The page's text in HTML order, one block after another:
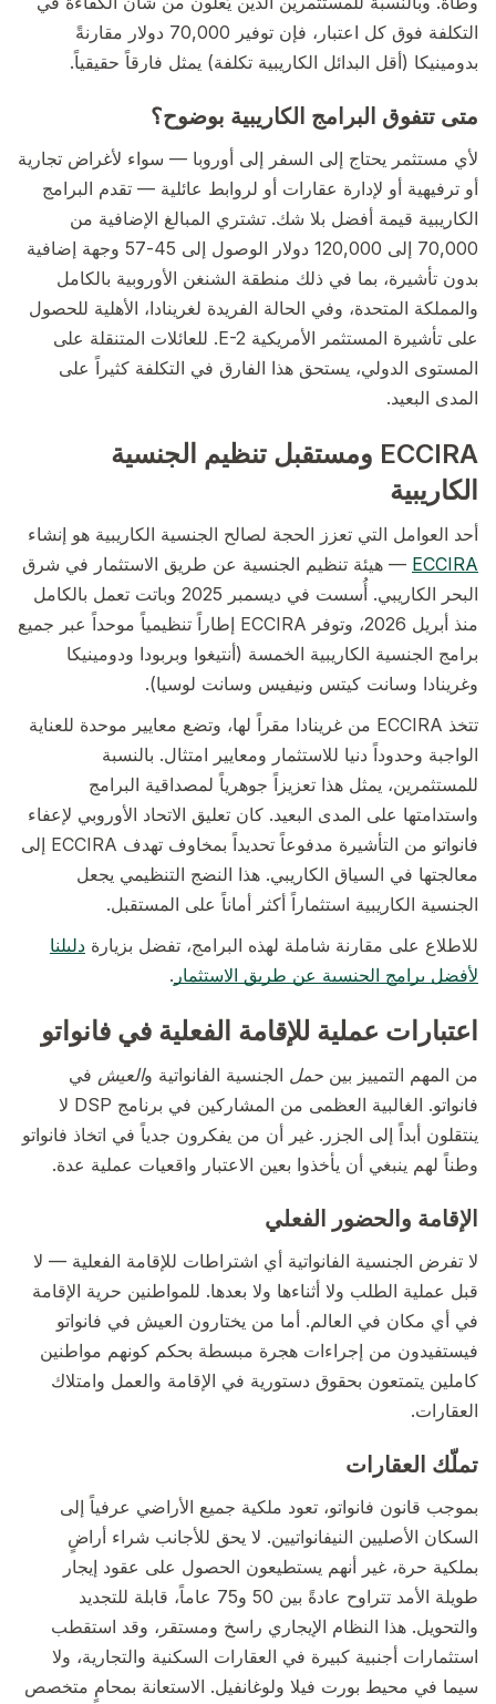
التكلفة فوق كل اعتبار، فإن توفير 70,000 دولار مقارنةً
بدومينيكا (أقل البدائل الكاريبية تكلفة) يمثل فارقاً حقيقياً.
متى تتفوق البرامج الكاريبية بوضوح؟
لأي مستثمر يحتاج إلى السفر إلى أوروبا — سواء لأغراض تجارية
أو ترفيهية أو لإدارة عقارات أو لروابط عائلية — تقدم البرامج
الكاريبية قيمة أفضل بلا شك. تشتري المبالغ الإضافية من
70,000 إلى 120,000 دولار الوصول إلى 45-57 وجهة إضافية
بدون تأشيرة، بما في ذلك منطقة الشنغن الأوروبية بالكامل
والمملكة المتحدة، وفي الحالة الفريدة لغرينادا، الأهلية للحصول
على تأشيرة المستثمر الأمريكية E-2. للعائلات المتنقلة على
المستوى الدولي، يستحق هذا الفارق في التكلفة كثيراً على
المدى البعيد.
ECCIRA ومستقبل تنظيم الجنسية
الكاريبية
أحد العوامل التي تعزز الحجة لصالح الجنسية الكاريبية هو إنشاء
ECCIRA — هيئة تنظيم الجنسية عن طريق الاستثمار في شرق
البحر الكاريبي. أُسست في ديسمبر 2025 وباتت تعمل بالكامل
منذ أبريل 2026، وتوفر ECCIRA إطاراً تنظيمياً موحداً عبر جميع
برامج الجنسية الكاريبية الخمسة (أنتيغوا وبربودا ودومينيكا
وغرينادا وسانت كيتس ونيفيس وسانت لوسيا).
تتخذ ECCIRA من غرينادا مقراً لها، وتضع معايير موحدة للعناية
الواجبة وحدوداً دنيا للاستثمار ومعايير امتثال. بالنسبة
للمستثمرين، يمثل هذا تعزيزاً جوهرياً لمصداقية البرامج
واستدامتها على المدى البعيد. كان تعليق الاتحاد الأوروبي لإعفاء
فانواتو من التأشيرة مدفوعاً تحديداً بمخاوف تهدف ECCIRA إلى
معالجتها في السياق الكاريبي. هذا النضج التنظيمي يجعل
الجنسية الكاريبية استثماراً أكثر أماناً على المستقبل.
للاطلاع على مقارنة شاملة لهذه البرامج، تفضل بزيارة دليلنا
لأفضل برامج الجنسية عن طريق الاستثمار .
اعتبارات عملية للإقامة الفعلية في فانواتو
من المهم التمييز بين حمل الجنسية الفانواتية والعيش في
فانواتو. الغالبية العظمى من المشاركين في برنامج DSP لا
ينتقلون أبداً إلى الجزر. غير أن من يفكرون جدياً في اتخاذ فانواتو
وطناً لهم ينبغي أن يأخذوا بعين الاعتبار واقعيات عملية عدة.
الإقامة والحضور الفعلي
لا تفرض الجنسية الفانواتية أي اشتراطات للإقامة الفعلية — لا
قبل عملية الطلب ولا أثناءها ولا بعدها. للمواطنين حرية الإقامة
في أي مكان في العالم. أما من يختارون العيش في فانواتو
فيستفيدون من إجراءات هجرة مبسطة بحكم كونهم مواطنين
كاملين يتمتعون بحقوق دستورية في الإقامة والعمل وامتلاك
العقارات.
تملّك العقارات
بموجب قانون فانواتو، تعود ملكية جميع الأراضي عرفياً إلى
السكان الأصليين النيفانواتيين. لا يحق للأجانب شراء أراضٍ
بملكية حرة، غير أنهم يستطيعون الحصول على عقود إيجار
طويلة الأمد تتراوح عادةً بين 50 و75 عاماً، قابلة للتجديد
والتحويل. هذا النظام الإيجاري راسخ ومستقر، وقد استقطب
استثمارات أجنبية كبيرة في العقارات السكنية والتجارية، ولا
سيما في محيط بورت فيلا ولوغانفيل. الاستعانة بمحامٍ متخصص